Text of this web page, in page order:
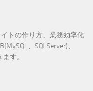
トの作り方、業務効率化
、SQLServer)、
す。